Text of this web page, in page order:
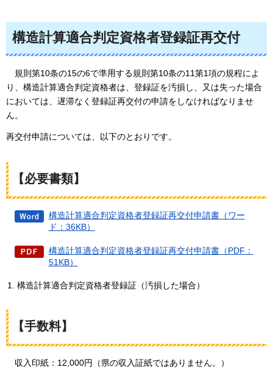
構造計算適合判定資格者登録証再交付
規則第10条の15の6で準用する規則第10条の11第1項の規程によ
り、構造計算適合判定資格者は、登録証を汚損し、又は失った場合
においては、遅滞なく登録証再交付の申請をしなければなりませ
ん。
再交付申請については、以下のとおりです。
【必要書類】
構造計算適合判定資格者登録証再交付申請書（ワー
ド：36KB）
構造計算適合判定資格者登録証再交付申請書（PDF：
51KB）
構造計算適合判定資格者登録証（汚損した場合）
【手数料】
収入印紙 ：12,000円（県の収入証紙ではありません。）